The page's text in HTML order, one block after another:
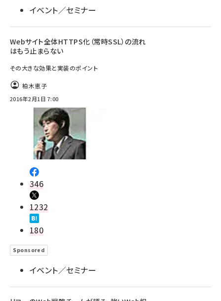
イベント／セミナー
Webサイト全体HTTPS化（常時SSL）の流れ
はもう止まらない
その大きな効果と実装のポイント
柏木恵子
2016年2月1日 7:00
346
1232
180
Sponsored
イベント／セミナー